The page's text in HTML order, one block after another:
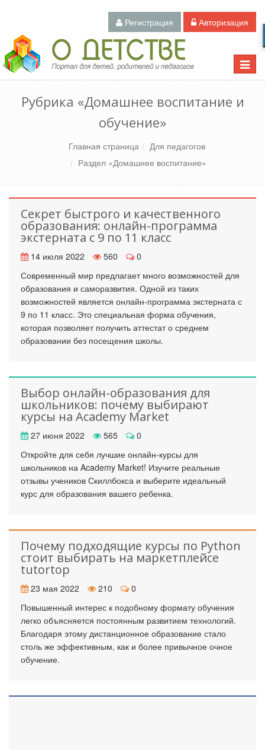
Регистрация Авторизация
Toggle
Педагогический портал «О детстве»
Рубрика «Домашнее воспитание и
обучение»
Главная страница
Для педагогов
Раздел «Домашнее воспитание»
Секрет быстрого и качественного
образования: онлайн-программа
экстерната с 9 по 11 класс
14 июля 2022 560
0
Современный мир предлагает много возможностей для
образования и саморазвития. Одной из таких
возможностей является онлайн-программа экстерната с
9 по 11 класс. Это специальная форма обучения,
которая позволяет получить аттестат о среднем
образовании без посещения школы.
Выбор онлайн-образования для
школьников: почему выбирают
курсы на Academy Market
27 июня 2022 565
0
Откройте для себя лучшие онлайн-курсы для
школьников на Academy Market! Изучите реальные
отзывы учеников Скиллбокса и выберите идеальный
курс для образования вашего ребенка.
Почему подходящие курсы по Python
стоит выбирать на маркетплейсе
tutortop
23 мая 2022 210
0
Повышенный интерес к подобному формату обучения
легко объясняется постоянным развитием технологий.
Благодаря этому дистанционное образование стало
столь же эффективным, как и более привычное очное
обучение.